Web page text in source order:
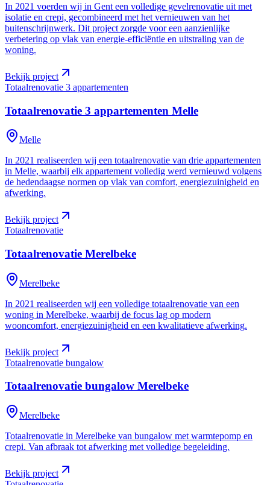
In 2021 voerden wij in Gent een volledige gevelrenovatie uit met
isolatie en crepi, gecombineerd met het vernieuwen van het
buitenschrijnwerk. Dit project zorgde voor een aanzienlijke
verbetering op vlak van energie-efficiëntie en uitstraling van de
woning.
Bekijk project
Totaalrenovatie 3 appartementen
Totaalrenovatie 3 appartementen Melle
Melle
In 2021 realiseerden wij een totaalrenovatie van drie appartementen
in Melle, waarbij elk appartement volledig werd vernieuwd volgens
de hedendaagse normen op vlak van comfort, energiezuinigheid en
afwerking.
Bekijk project
Totaalrenovatie
Totaalrenovatie Merelbeke
Merelbeke
In 2021 realiseerden wij een volledige totaalrenovatie van een
woning in Merelbeke, waarbij de focus lag op modern
wooncomfort, energiezuinigheid en een kwalitatieve afwerking.
Bekijk project
Totaalrenovatie bungalow
Totaalrenovatie bungalow Merelbeke
Merelbeke
Totaalrenovatie in Merelbeke van bungalow met warmtepomp en
crepi. Van afbraak tot afwerking met volledige begeleiding.
Bekijk project